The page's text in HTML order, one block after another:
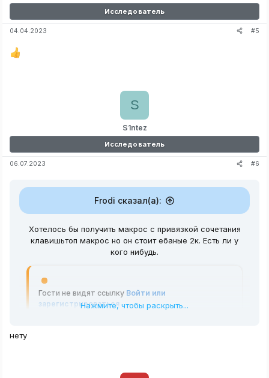
Исследователь
04.04.2023 #5
S1ntez
S
Исследователь
06.07.2023 #6
Frodi сказал(а):
Хотелось бы получить макрос с привязкой сочетания
клавишьтоп макрос но он стоит ебаные 2к. Есть ли у
кого нибудь.
Гости не видят ссылку Войти или
зарегистрироватьсяНажмите, чтобы раскрыть...
нету